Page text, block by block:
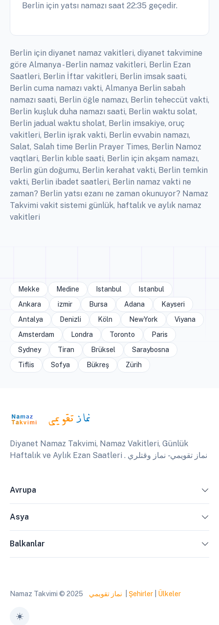
Berlin için yatsı namazı saat 22:35 geçedir.
Berlin için diyanet namaz vakitleri, diyanet takvimine
göre Almanya - Berlin namaz vakitleri, Berlin Ezan
Saatleri, Berlin İftar vakitleri, Berlin imsak saati,
Berlin cuma namazı vakti, Almanya Berlin sabah
namazı saati, Berlin öğle namazı, Berlin teheccüt vakti,
Berlin kuşluk duha namazı saati, Berlin waktu solat,
Berlin jadual waktu sholat, Berlin imsakiye, oruç
vakitleri, Berlin işrak vakti, Berlin evvabin namazı,
Salat, Salah time Berlin Prayer Times, Berlin Namoz
vaqtlari, Berlin kıble saati, Berlin için akşam namazı,
Berlin gün doğumu, Berlin kerahat vakti, Berlin temkin
vakti, Berlin ibadet saatleri, Berlin namaz vakti ne
zaman? Berlin yatsı ezanı ne zaman okunuyor? Namaz
Takvimi vakit sistemi günlük, haftalık ve aylık namaz
vakitleri
Mekke Medine Istanbul
Istanbul
Ankara
izmir Bursa Adana
Kayseri
Antalya
Denizli Köln NewYork
Viyana
Amsterdam
Londra Toronto
Paris
Sydney
Tiran Brüksel
Saraybosna
Tiflis
Sofya Bükreş Zürih
Diyanet Namaz Takvimi, Namaz Vakitleri, Günlük
Haftalık ve Aylık Ezan Saatleri . نماز تقويمي - نماز وقتلري
Avrupa
Asya
Balkanlar
Namaz Takvimi © 2025 نماز تقويمي Şehirler Ülkeler
Toggle theme